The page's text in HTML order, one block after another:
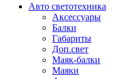
Авто светотехника
Аксессуары
Балки
Габариты
Доп.свет
Маяк-балки
Маяки